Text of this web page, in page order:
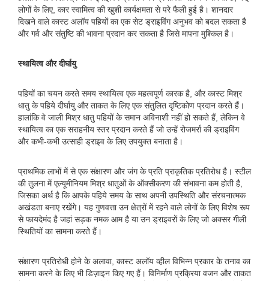
लोगों के लिए, कार स्वामित्व की खुशी कार्यक्षमता से परे फैली हुई है। शानदार
दिखने वाले कास्ट अलॉय पहियों का एक सेट ड्राइविंग अनुभव को बदल सकता है
और गर्व और संतुष्टि की भावना प्रदान कर सकता है जिसे मापना मुश्किल है।
स्थायित्व और दीर्घायु
पहियों का चयन करते समय स्थायित्व एक महत्वपूर्ण कारक है, और कास्ट मिश्र
धातु के पहिये दीर्घायु और ताकत के लिए एक संतुलित दृष्टिकोण प्रदान करते हैं।
हालांकि वे जाली मिश्र धातु पहियों के समान अविनाशी नहीं हो सकते हैं, लेकिन वे
स्थायित्व का एक सराहनीय स्तर प्रदान करते हैं जो उन्हें रोजमर्रा की ड्राइविंग
और कभी-कभी उत्साही ड्राइव के लिए उपयुक्त बनाता है।
प्राथमिक लाभों में से एक संक्षारण और जंग के प्रति प्राकृतिक प्रतिरोध है। स्टील
की तुलना में एल्यूमीनियम मिश्र धातुओं के ऑक्सीकरण की संभावना कम होती है,
जिसका अर्थ है कि आपके पहिये समय के साथ अपनी उपस्थिति और संरचनात्मक
अखंडता बनाए रखेंगे। यह गुणवत्ता उन क्षेत्रों में रहने वाले लोगों के लिए विशेष रूप
से फायदेमंद है जहां सड़क नमक आम है या उन ड्राइवरों के लिए जो अक्सर गीली
स्थितियों का सामना करते हैं।
संक्षारण प्रतिरोधी होने के अलावा, कास्ट अलॉय व्हील विभिन्न प्रकार के तनाव का
सामना करने के लिए भी डिज़ाइन किए गए हैं। विनिर्माण प्रक्रिया वजन और ताकत